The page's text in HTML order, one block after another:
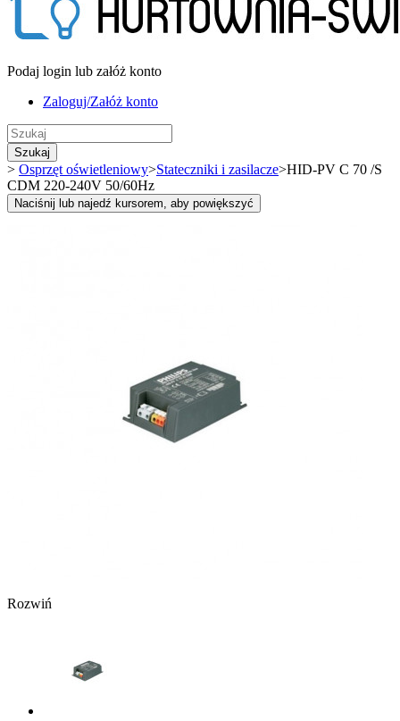
Podaj login lub załóż konto
Zaloguj/Załóż konto
Szukaj
> Osprzęt oświetleniowy>Stateczniki i zasilacze>HID-PV C 70 /S
CDM 220-240V 50/60Hz
Naciśnij lub najedź kursorem, aby powiększyć
Rozwiń